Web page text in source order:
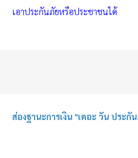
เอาประกันภัยหรือประชาชนได้
ส่องฐานะการเงิน "เดอะ วัน ประกั